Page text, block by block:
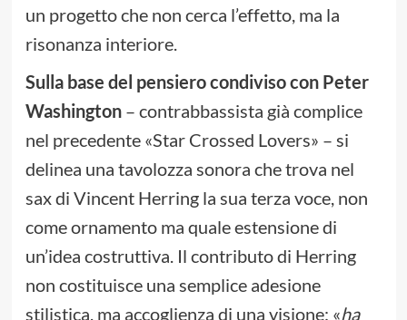
un progetto che non cerca l’effetto, ma la
risonanza interiore.
Sulla base del pensiero condiviso con Peter
Washington – contrabbassista già complice
nel precedente «Star Crossed Lovers» – si
delinea una tavolozza sonora che trova nel
sax di Vincent Herring la sua terza voce, non
come ornamento ma quale estensione di
un’idea costruttiva. Il contributo di Herring
non costituisce una semplice adesione
stilistica, ma accoglienza di una visione: «ha